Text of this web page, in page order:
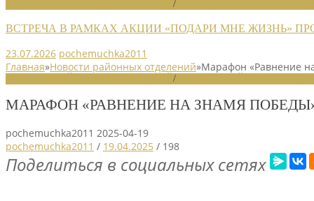
/
ВСТРЕЧА В РАМКАХ АКЦИИ «ПОДАРИ МНЕ ЖИЗНЬ»
23.07.2026 pochemuchka2011
Главная»Новости районных отделений»Марафон «Равнение
/
МАРАФОН «РАВНЕНИЕ НА ЗНАМЯ
pochemuchka2011 2025-04-19
pochemuchka2011 / 19.04.2025 / 198
Поделиться в социальных сетях